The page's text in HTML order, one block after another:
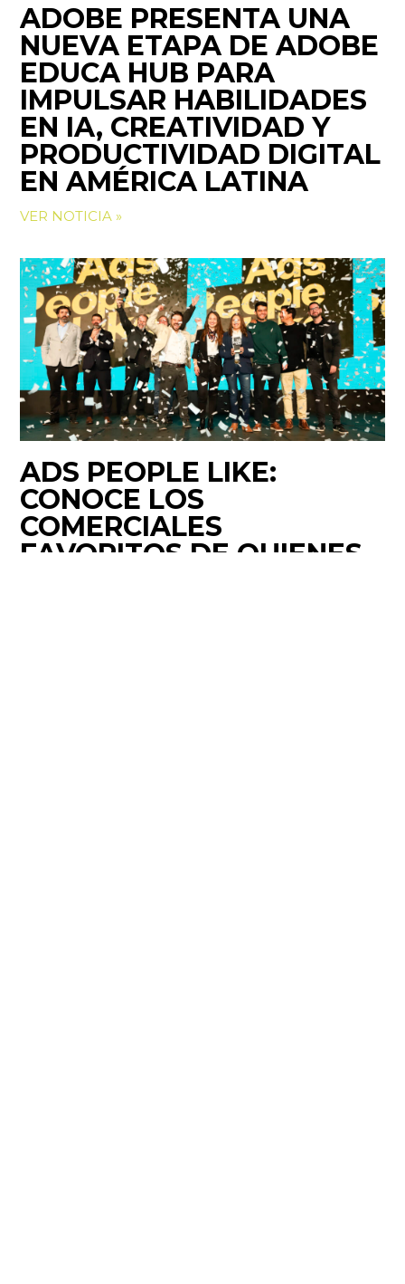
ADOBE PRESENTA UNA
NUEVA ETAPA DE ADOBE
EDUCA HUB PARA
IMPULSAR HABILIDADES
EN IA, CREATIVIDAD Y
PRODUCTIVIDAD DIGITAL
EN AMÉRICA LATINA
VER NOTICIA »
ADS PEOPLE LIKE:
CONOCE LOS
COMERCIALES
FAVORITOS DE QUIENES